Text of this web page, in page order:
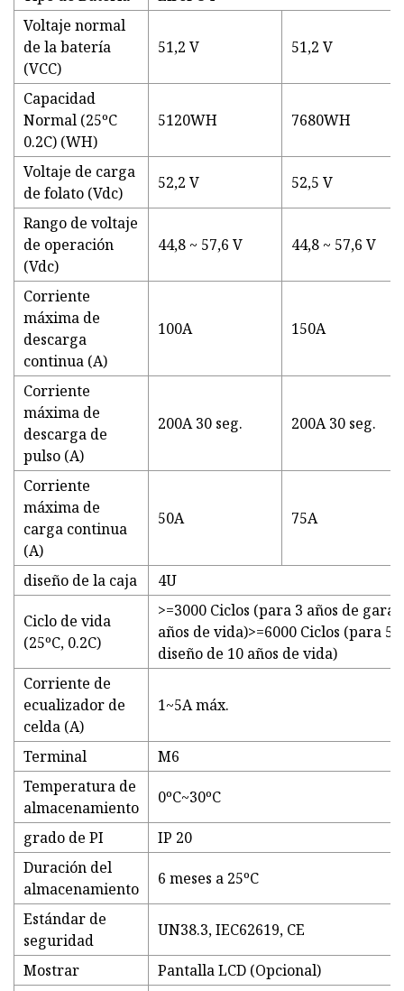
Voltaje normal
de la batería
(VCC)
51,2 V 51,2 V
Capacidad
Normal (25ºC
0.2C) (WH)
5120WH 7680WH
Voltaje de carga
de folato (Vdc)
52,2 V 52,5 V
Rango de voltaje
de operación
(Vdc)
44,8 ~ 57,6 V 44,8 ~ 57,6 V
Corriente
máxima de
descarga
continua (A)
100A 150A
Corriente
máxima de
descarga de
pulso (A)
200A 30 seg. 200A 30 seg.
Corriente
máxima de
carga continua
(A)
50A 75A
diseño de la caja 4U
Ciclo de vida
(25ºC, 0.2C)
>=3000 Ciclos (para 3 años de
años de vida)>=6000 Ciclos (para 5
diseño de 10 años de vida)
Corriente de
ecualizador de
celda (A)
1~5A máx.
Terminal
M6
Temperatura de
almacenamiento
0ºC~30ºC
grado de PI
IP 20
Duración del
almacenamiento
6 meses a 25ºC
Estándar de
seguridad
UN38.3, IEC62619, CE
Mostrar
Pantalla LCD (Opcional)